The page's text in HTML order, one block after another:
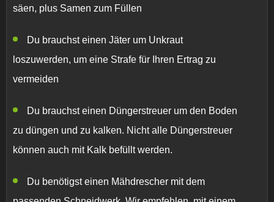
säen, plus Samen zum Füllen
Du brauchst einen Jäter um Unkraut
loszuwerden, um eine Strafe für Ihren Ertrag zu
vermeiden
Du brauchst einen Düngerstreuer um den Boden
zu düngen und zu kalken. Nicht alle Düngerstreuer
können auch mit Kalk befüllt werden.
Du benötigst einen Mähdrescher mit dem